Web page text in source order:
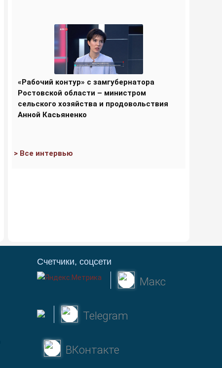
«Рабочий контур» с замгубернатора
Ростовской области – министром
сельского хозяйства и продовольствия
Анной Касьяненко
> Все интервью
Счетчики, соцсети
Макс
Telegram
ВКонтакте